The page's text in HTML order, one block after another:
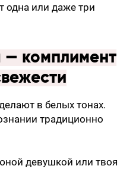
одна или даже три
— комплимент
в белых тонах.
традиционно
девушкой или твоя